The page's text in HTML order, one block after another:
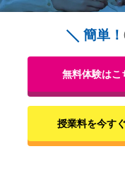
簡単！
無料体験はこ
授業料を今す